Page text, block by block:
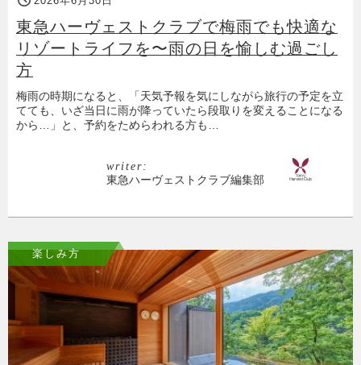
東急ハーヴェストクラブで梅雨でも快適な
リゾートライフを〜雨の日を愉しむ過ごし
方
梅雨の時期になると、「天気予報を気にしながら旅行の予定を立
てても、いざ当日に雨が降っていたら段取りを変えることになる
から…」と、予約をためらわれる方も…
writer:
東急ハーヴェストクラブ編集部
楽しみ方